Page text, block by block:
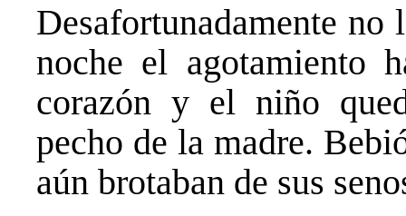
Desafortunadamente
noche el agotamiento
corazón y el niño
pecho de la madre.
aún brotaban de sus